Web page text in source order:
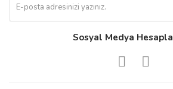
Gönder
Sosyal Medya